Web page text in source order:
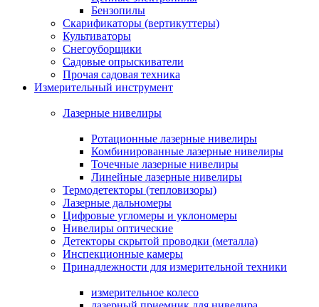
Бензопилы
Скарификаторы (вертикуттеры)
Культиваторы
Снегоуборщики
Садовые опрыскиватели
Прочая садовая техника
Измерительный инструмент
Лазерные нивелиры
Ротационные лазерные нивелиры
Комбинированные лазерные нивелиры
Точечные лазерные нивелиры
Линейные лазерные нивелиры
Термодетекторы (тепловизоры)
Лазерные дальномеры
Цифровые угломеры и уклономеры
Нивелиры оптические
Детекторы скрытой проводки (металла)
Инспекционные камеры
Принадлежности для измерительной техники
измерительное колесо